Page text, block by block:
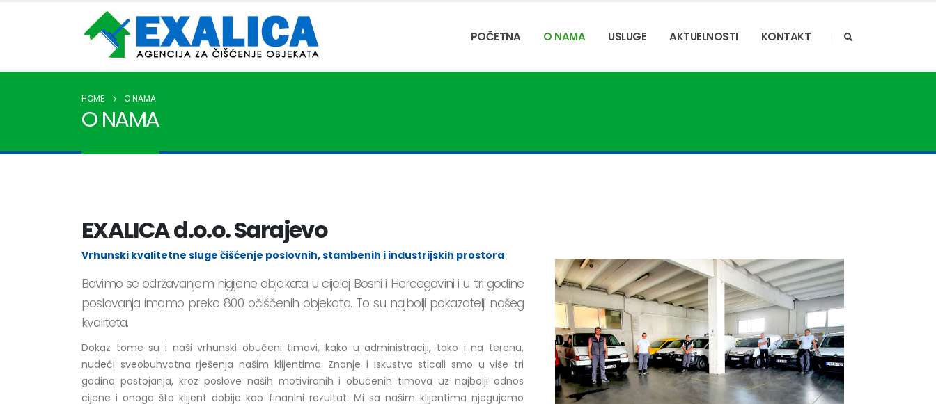
POČETNA O NAMA USLUGE AKTUELNOSTI KONTAKT
HOME O NAMA
O NAMA
EXALICA d.o.o. Sarajevo
Vrhunski kvalitetne sluge čišćenje poslovnih, stambenih i industrijskih prostora
Bavimo se održavanjem higijene objekata u cijeloj Bosni i Hercegovini i u tri godine
poslovanja imamo preko 800 očiščenih objekata. To su najbolji pokazatelji našeg
kvaliteta.
Dokaz tome su i naši vrhunski obučeni timovi, kako u administraciji, tako i na terenu,
nudeći sveobuhvatna rješenja našim klijentima. Znanje i iskustvo sticali smo u više tri
godina postojanja, kroz poslove naših motiviranih i obučenih timova uz najbolji odnos
cijene i onoga što klijent dobije kao finanlni rezultat. Mi sa našim klijentima njegujemo